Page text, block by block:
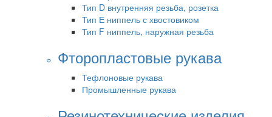
Тип D внутренняя резьба, розетка
Тип Е ниппель с хвостовиком
Тип F ниппель, наружная резьба
Фторопластовые рукава
Тефлоновые рукава
Промышленные рукава